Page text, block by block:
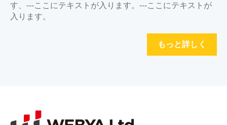
す、---ここにテキストが入ります。---ここにテキストが
入ります。
もっと詳しく